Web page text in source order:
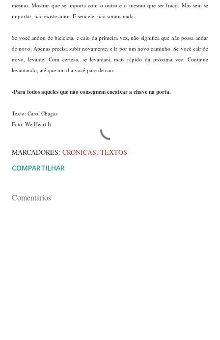
mesmo. Mostrar que se importa com o outro é o mesmo que ser fraco. Mas sem se
importar, não existe amor. E sem ele, não somos nada.
Se você andou de bicicleta, e caiu da primeira vez, não significa que não possa andar
de novo. Apenas precisa subir novamente, e ir por um novo caminho. Se você cair de
novo, levante. Com certeza, se levantará mais rápido da próxima vez. Continue
levantando, até que um dia você pare de cair.
-Para todos aqueles que não conseguem encaixar a chave na porta.
Texto: Carol Chagas
Foto: We Heart It
MARCADORES: CRÔNICAS TEXTOS
COMPARTILHAR
Comentários